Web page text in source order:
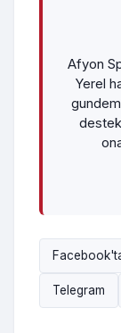
Afyon
Yerel
Telegram